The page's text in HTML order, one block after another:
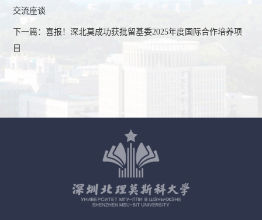
交流座谈
下一篇：喜报！深北莫成功获批留基委2025年度国际合作培养项
目